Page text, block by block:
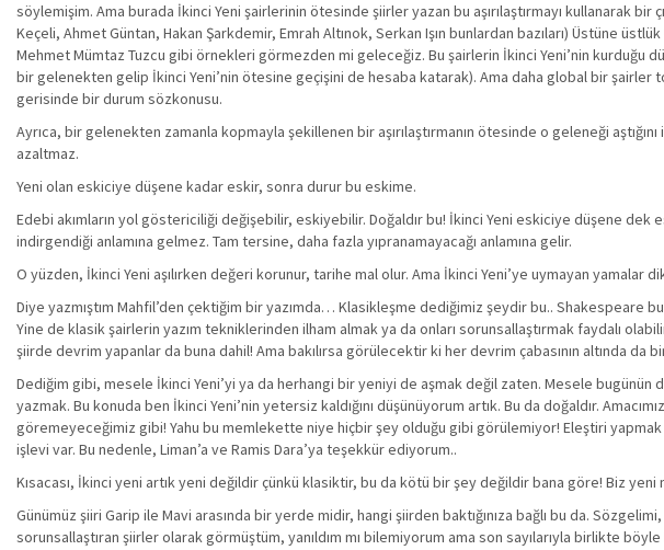
söylemişim. Ama burada İkinci Yeni şairlerinin ötesinde şiirler yazan bu aşırılaştırmayı kullanarak
Keçeli, Ahmet Güntan, Hakan Şarkdemir, Emrah Altınok, Serkan Işın bunlardan bazıları) Üstüne
Mehmet Mümtaz Tuzcu gibi örnekleri görmezden mi geleceğiz. Bu şairlerin İkinci Yeni’nin kurduğu
bir gelenekten gelip İkinci Yeni’nin ötesine geçişini de hesaba katarak). Ama daha global bir şairler
gerisinde bir durum sözkonusu.
Ayrıca, bir gelenekten zamanla kopmayla şekillenen bir aşırılaştırmanın ötesinde o geleneği
azaltmaz.
Yeni olan eskiciye düşene kadar eskir, sonra durur bu eskime.
Edebi akımların yol göstericiliği değişebilir, eskiyebilir. Doğaldır bu! İkinci Yeni eskiciye düşene dek
indirgendiği anlamına gelmez. Tam tersine, daha fazla yıpranamayacağı anlamına gelir.
O yüzden, İkinci Yeni aşılırken değeri korunur, tarihe mal olur. Ama İkinci Yeni’ye uymayan yamalar
Diye yazmıştım Mahfil’den çektiğim bir yazımda… Klasikleşme dediğimiz şeydir bu.. Shakespeare
Yine de klasik şairlerin yazım tekniklerinden ilham almak ya da onları sorunsallaştırmak faydalı
şiirde devrim yapanlar da buna dahil! Ama bakılırsa görülecektir ki her devrim çabasının altında da
Dediğim gibi, mesele İkinci Yeni’yi ya da herhangi bir yeniyi de aşmak değil zaten. Mesele bugünün
yazmak. Bu konuda ben İkinci Yeni’nin yetersiz kaldığını düşünüyorum artık. Bu da doğaldır.
göremeyeceğimiz gibi! Yahu bu memlekette niye hiçbir şey olduğu gibi görülemiyor! Eleştiri
işlevi var. Bu nedenle, Liman’a ve Ramis Dara’ya teşekkür ediyorum..
Kısacası, İkinci yeni artık yeni değildir çünkü klasiktir, bu da kötü bir şey değildir bana göre! Biz yeni
Günümüz şiiri Garip ile Mavi arasında bir yerde midir, hangi şiirden baktığınıza bağlı bu da.
sorunsallaştıran şiirler olarak görmüştüm, yanıldım mı bilemiyorum ama son sayılarıyla birlikte böyle